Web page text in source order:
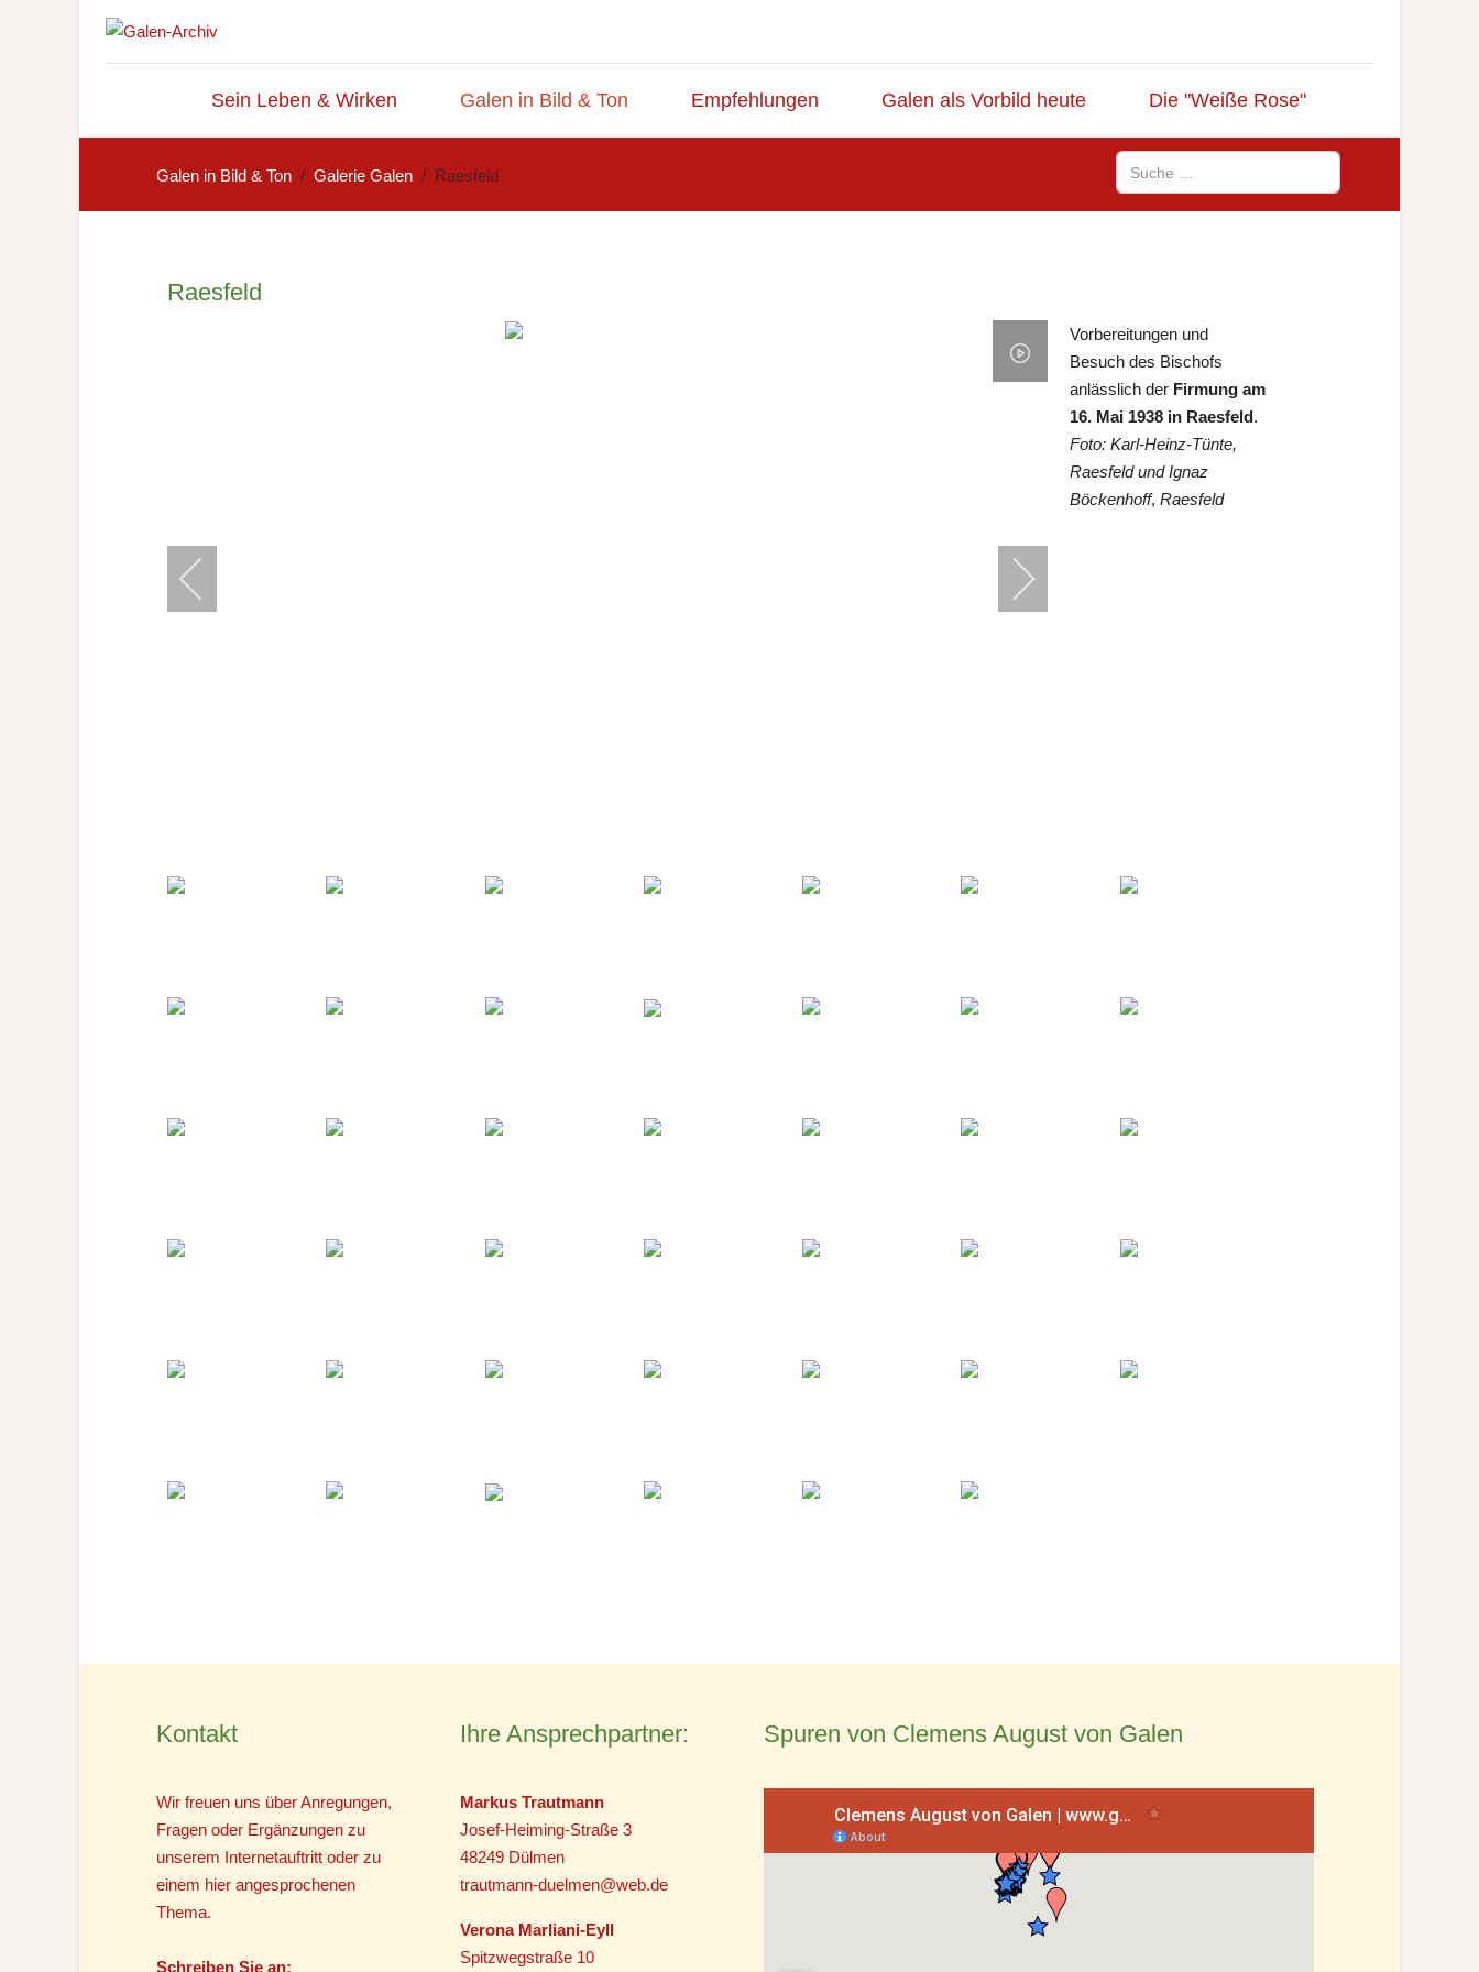
Sein Leben & Wirken Galen in Bild & Ton Empfehlungen Galen als Vorbild heute Die "Weiße Rose"
Galen in Bild & Ton Galerie Galen Raesfeld
Suchen
Raesfeld
Vorbereitungen und
Besuch des Bischofs
anlässlich der Firmung am
16. Mai 1938 in Raesfeld.
Foto: Karl-Heinz-Tünte,
Raesfeld undIgnaz
Böckenhoff,Raesfeld
Kontakt
Wir freuen uns über Anregungen,
Fragen oder Ergänzungen zu
unserem Internetauftritt oder zu
einem hier angesprochenen
Thema.
Schreiben Sie an:
Ihre Ansprechpartner:
Markus Trautmann
Josef-Heiming-Straße 3
48249 Dülmen
trautmann-duelmen@web.de
Verona Marliani-Eyll
Spitzwegstraße 10
Spuren von Clemens August von Galen